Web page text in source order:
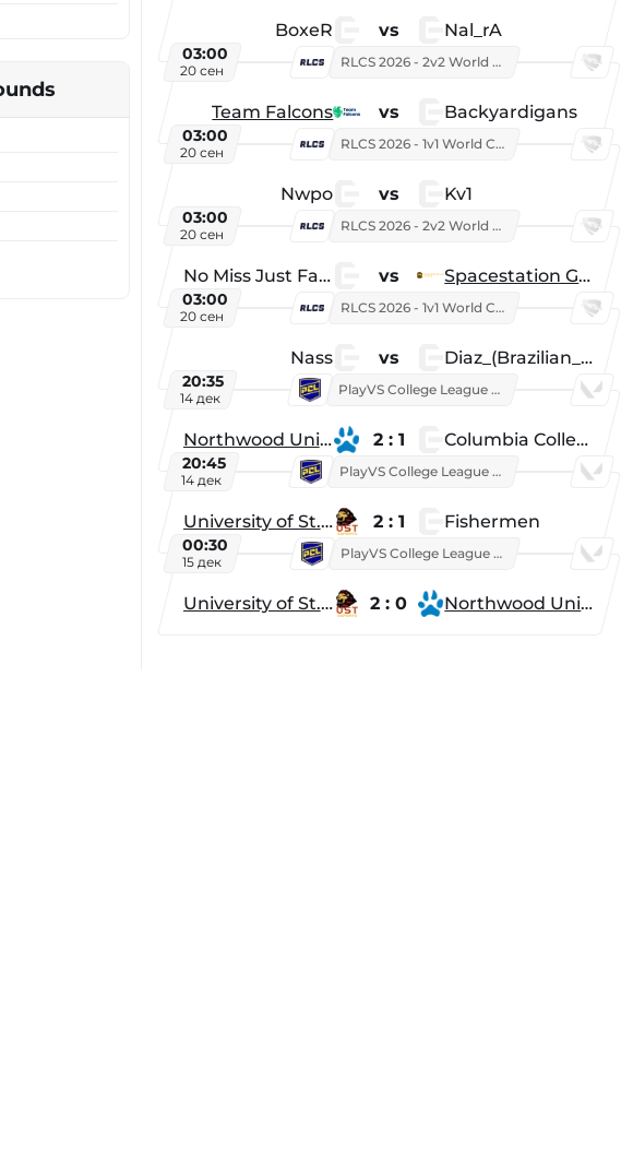
BoxeR vs Nal_rA
03:00
20 сен
RLCS 2026 - 2v2 World Championship
Team Falcons vs Backyardigans
03:00
20 сен
RLCS 2026 - 1v1 World Championship
Nwpo vs Kv1
03:00
20 сен
RLCS 2026 - 2v2 World Championship
No Miss Just Fake vs Spacestation Gaming
03:00
20 сен
RLCS 2026 - 1v1 World Championship
Nass vs Diaz_(Brazilian_Player)
20:35
14 дек
PlayVS College League 2025: Fall
Northwood University 2 : 1 Columbia College
20:45
14 дек
PlayVS College League 2025: Fall
University of St. Thomas 2 : 1 Fishermen
00:30
15 дек
PlayVS College League 2025: Fall
University of St. Thomas 2 : 0 Northwood University